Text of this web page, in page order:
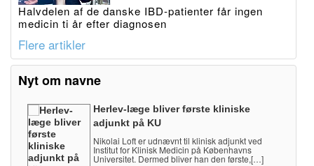
Halvdelen af de danske IBD-patienter får ingen
medicin ti år efter diagnosen
Flere artikler
Nyt om navne
Herlev-læge bliver første kliniske
adjunkt på KU
Nikolai Loft er udnævnt til klinisk adjunkt ved
Institut for Klinisk Medicin på Københavns
Universitet. Dermed bliver han den første,[…]